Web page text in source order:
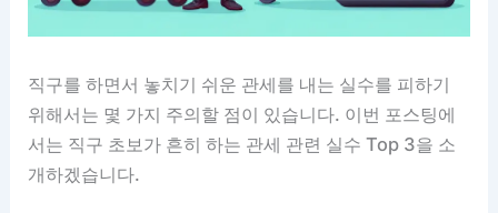
직구를 하면서 놓치기 쉬운 관세를 내는 실수를 피하기
위해서는 몇 가지 주의할 점이 있습니다. 이번 포스팅에
서는 직구 초보가 흔히 하는 관세 관련 실수 Top 3을 소
개하겠습니다.